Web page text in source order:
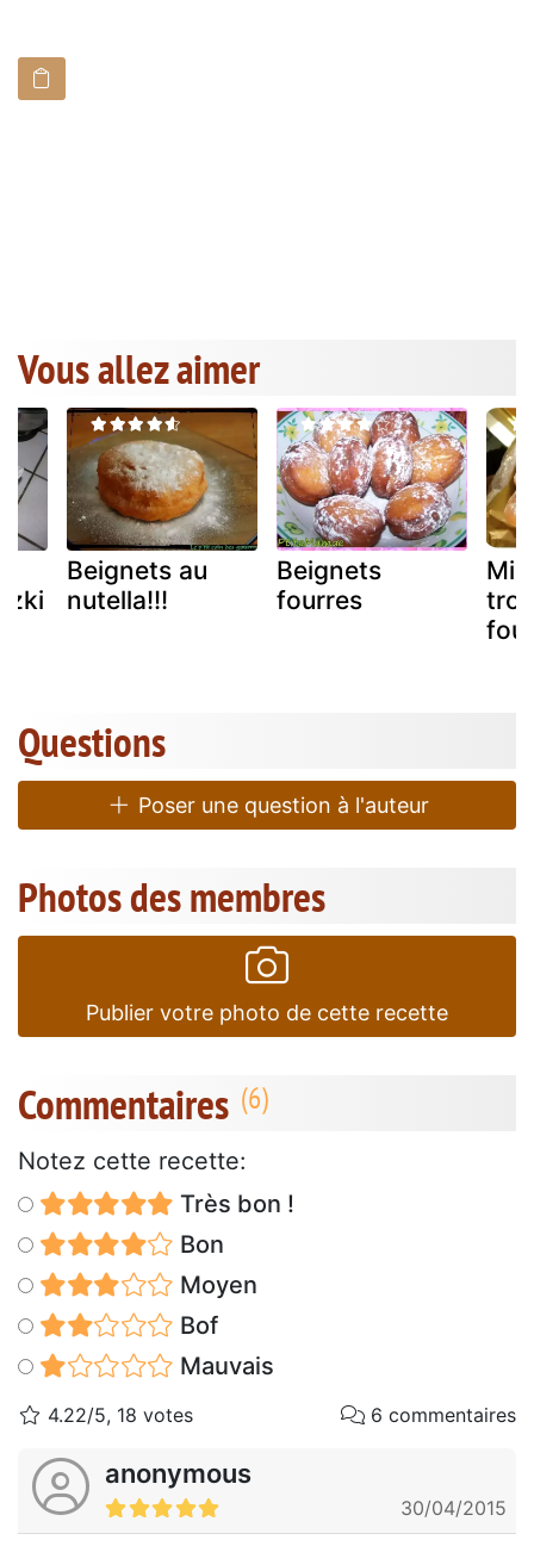
Vous allez aimer
Beignets au
nutella!!!
Beignets
fourres
Questions
Poser une question à l'auteur
Photos des membres
Publier votre photo de cette recette
Commentaires
Notez cette recette:
Très bon !
Bon
Moyen
Bof
Mauvais
4.22/5, 18 votes 6 commentaires
anonymous
30/04/2015